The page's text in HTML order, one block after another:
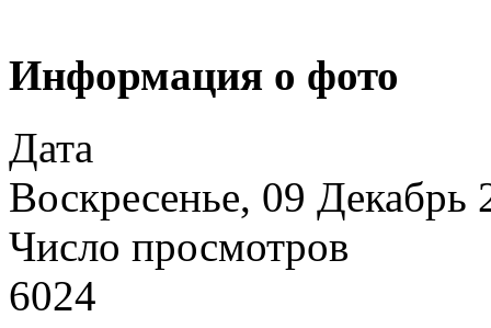
Информация о фото
Дата
Воскресенье, 09 Декабрь
Число просмотров
6024